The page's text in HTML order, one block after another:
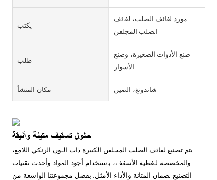
يكتب
مورد لفائف الصلب، لفائف
الصلب المجلفن
طلب
صنع الأدوات الصغيرة، وصنع
الأسوار
مكان المنشأ شاندونغ، الصين
حلول تسقيف متينة وأنيقة
يتم تصنيع لفائف الصلب المجلفن الكبيرة ذات اللون الزنكي اللامع،
والمخصصة لتغطية الأسقف، باستخدام أجود المواد وأحدث تقنيات
التصنيع لضمان المتانة والأداء الأمثل. بفضل مجموعتنا الواسعة من